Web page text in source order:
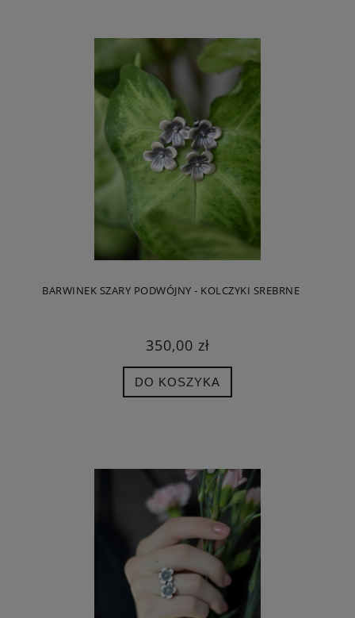
BARWINEK SZARY PODWÓJNY - KOLCZYKI SREBRNE
350,00 zł
DO KOSZYKA